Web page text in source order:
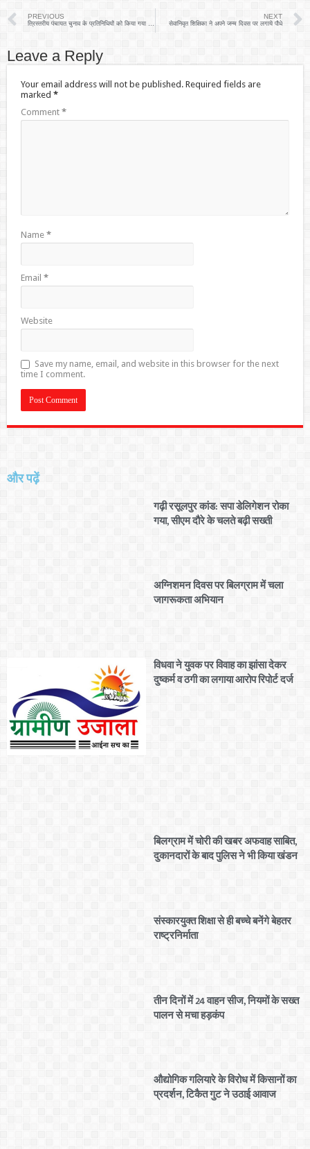
PREVIOUS
त्रिस्तरीय पंचायत चुनाव के प्रतिनिधियों को किया गया सम्मानित
NEXT
सेवानिवृत शिक्षिका ने अपने जन्म दिवस पर लगाये पौधे
Leave a Reply
Your email address will not be published. Required fields are
marked *
Comment *
Name *
Email *
Website
Save my name, email, and website in this browser for the next
time I comment.
और पढ़ें
गढ़ी रसूलपुर कांड: सपा डेलिगेशन रोका
गया, सीएम दौरे के चलते बढ़ी सख्ती
अग्निशमन दिवस पर बिलग्राम में चला
जागरूकता अभियान
विधवा ने युवक पर विवाह का झांसा देकर
दुष्कर्म व ठगी का लगाया आरोप रिपोर्ट दर्ज
बिलग्राम में चोरी की खबर अफवाह साबित,
दुकानदारों के बाद पुलिस ने भी किया खंडन
संस्कारयुक्त शिक्षा से ही बच्चे बनेंगे बेहतर
राष्ट्रनिर्माता
तीन दिनों में 24 वाहन सीज, नियमों के सख्त
पालन से मचा हड़कंप
औद्योगिक गलियारे के विरोध में किसानों का
प्रदर्शन, टिकैत गुट ने उठाई आवाज